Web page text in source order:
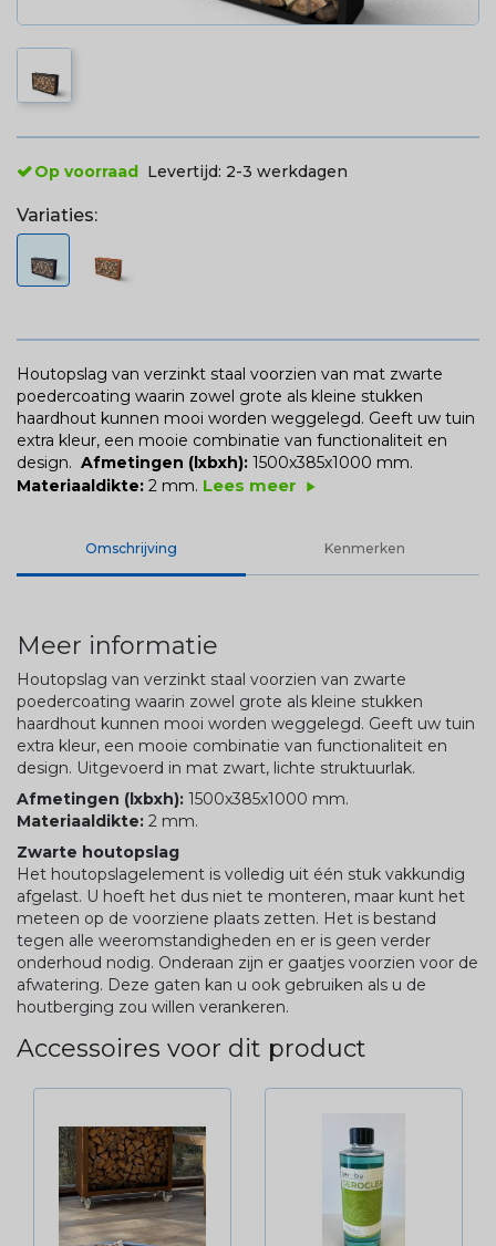
Op voorraad Levertijd: 2-3 werkdagen
Variaties:
Houtopslag van verzinkt staal voorzien van mat zwarte
poedercoating waarin zowel grote als kleine stukken
haardhout kunnen mooi worden weggelegd. Geeft uw tuin
extra kleur, een mooie combinatie van functionaliteit en
design. Afmetingen (lxbxh): 1500x385x1000 mm.
Materiaaldikte: 2 mm. Lees meer play_arrow
Omschrijving Kenmerken
Meer informatie
Houtopslag van verzinkt staal voorzien van zwarte
poedercoating waarin zowel grote als kleine stukken
haardhout kunnen mooi worden weggelegd. Geeft uw tuin
extra kleur, een mooie combinatie van functionaliteit en
design. Uitgevoerd in mat zwart, lichte struktuurlak.
Afmetingen (lxbxh): 1500x385x1000 mm.
Materiaaldikte: 2 mm.
Zwarte houtopslag
Het houtopslagelement is volledig uit één stuk vakkundig
afgelast. U hoeft het dus niet te monteren, maar kunt het
meteen op de voorziene plaats zetten. Het is bestand
tegen alle weeromstandigheden en er is geen verder
onderhoud nodig. Onderaan zijn er gaatjes voorzien voor de
afwatering. Deze gaten kan u ook gebruiken als u de
houtberging zou willen verankeren.
Accessoires voor dit product